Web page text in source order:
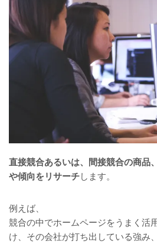
直接競合あるいは、間接競合の商品
や傾向をリサーチします。
例えば、
競合の中でホームページをうまく活
け、その会社が打ち出している強み